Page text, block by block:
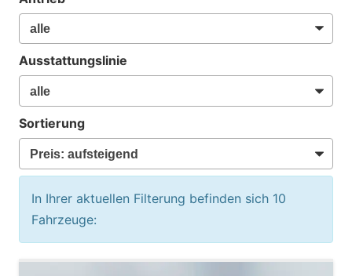
Ausstattungslinie
Sortierung
In Ihrer aktuellen Filterung befinden sich 10
Fahrzeuge: